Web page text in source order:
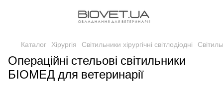
Каталог Хірургія Світильники хірургічні світлодіодні
Операційні стельові світильники
БІОМЕД для ветеринарії